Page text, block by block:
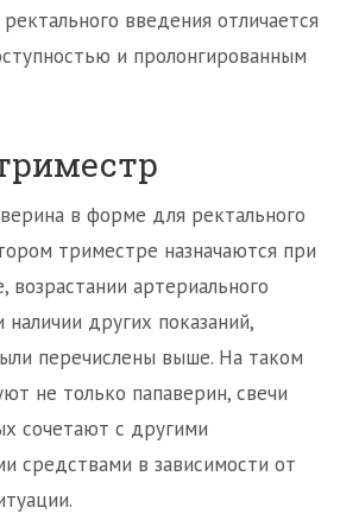
введения отличается
и пролонгированным
в форме для ректального
триместре назначаются при
возрастании артериального
других показаний,
перечислены выше. На таком
не только папаверин, свечи
сочетают с другими
средствами в зависимости от